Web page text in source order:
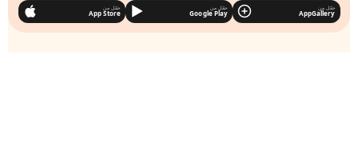
حمّل من
AppGallery
حمّل من
Google Play
حمّل من
App Store